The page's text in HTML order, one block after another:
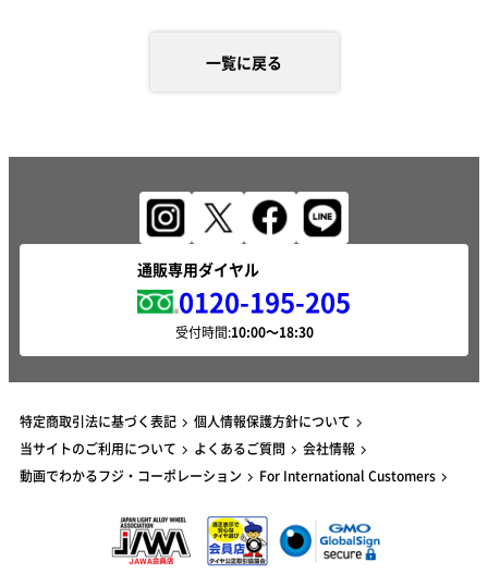
一覧に戻る
通販専用ダイヤル
0120-195-205
受付時間:
特定商取引法に基づく表記
個人情報保護方針について
当サイトのご利用について
よくあるご質問
会社情報
動画でわかるフジ・コーポレーション
For International Customers